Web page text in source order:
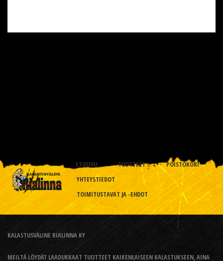
ETUSIVU TUOTTEET
POISTOKORI
YHTEYSTIEDOT
TOIMITUSTAVAT JA -EHDOT
KALASTUSVÄLINE RIALINNA KY
MEILTÄ LÖYDÄT LAADUKKAAT TUOTTEET KAIKENLAISEEN KALASTUKSEEN, AINA